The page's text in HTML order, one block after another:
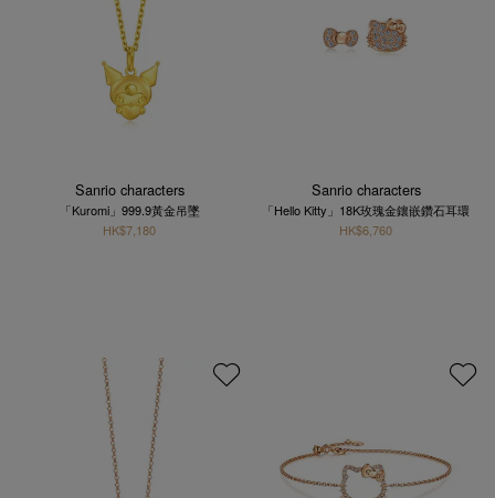
Sanrio characters
「Kuromi」999.9黃金吊墜
HK$7,180
Sanrio characters
「Hello Kitty」18K玫瑰金鑲嵌鑽石耳環
HK$6,760